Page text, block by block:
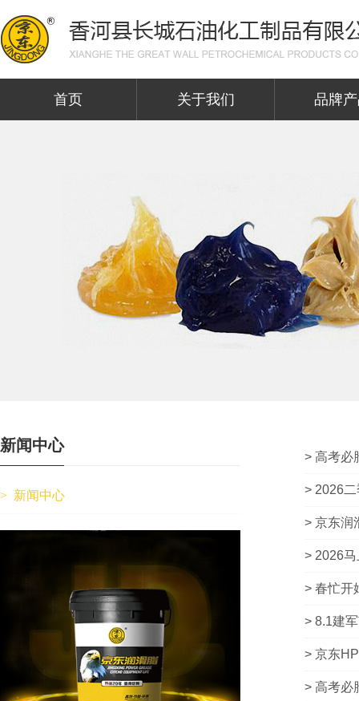
首页 关于我们 品牌
新闻中心
> 新闻中心
> 高考必
> 2026
> 京东润
> 2026
> 春忙开
> 8.1建
> 京东
> 高考必